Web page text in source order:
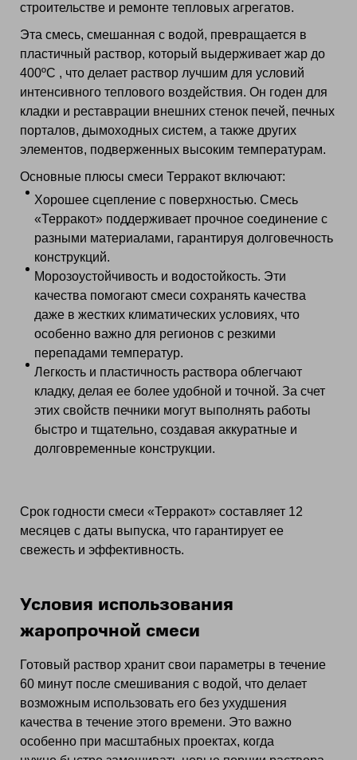
строительстве и ремонте тепловых агрегатов.
Эта смесь, смешанная с водой, превращается в
пластичный раствор, который выдерживает жар до
400ºС , что делает раствор лучшим для условий
интенсивного теплового воздействия. Он годен для
кладки и реставрации внешних стенок печей, печных
порталов, дымоходных систем, а также других
элементов, подверженных высоким температурам.
Основные плюсы смеси Терракот включают:
Хорошее сцепление с поверхностью. Смесь
«Терракот» поддерживает прочное соединение с
разными материалами, гарантируя долговечность
конструкций.
Морозоустойчивость и водостойкость. Эти
качества помогают смеси сохранять качества
даже в жестких климатических условиях, что
особенно важно для регионов с резкими
перепадами температур.
Легкость и пластичность раствора облегчают
кладку, делая ее более удобной и точной. За счет
этих свойств печники могут выполнять работы
быстро и тщательно, создавая аккуратные и
долговременные конструкции.
Срок годности смеси «Терракот» составляет 12
месяцев с даты выпуска, что гарантирует ее
свежесть и эффективность.
Условия использования
жаропрочной смеси
Готовый раствор хранит свои параметры в течение
60 минут после смешивания с водой, что делает
возможным использовать его без ухудшения
качества в течение этого времени. Это важно
особенно при масштабных проектах, когда